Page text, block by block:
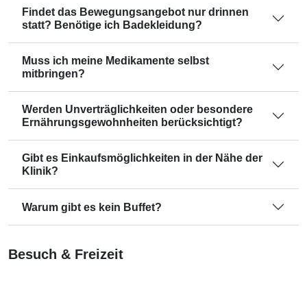
Findet das Bewegungsangebot nur drinnen
statt? Benötige ich Badekleidung?
Muss ich meine Medikamente selbst
mitbringen?
Werden Unverträglichkeiten oder besondere
Ernährungsgewohnheiten berücksichtigt?
Gibt es Einkaufsmöglichkeiten in der Nähe der
Klinik?
Warum gibt es kein Buffet?
Besuch & Freizeit